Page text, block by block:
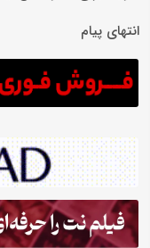
انتهای پیام